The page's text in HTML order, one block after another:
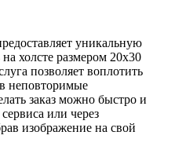
уникальную
на холсте размером 20х30
позволяет воплотить
неповторимые
заказ можно быстро и
или через
изображение на свой